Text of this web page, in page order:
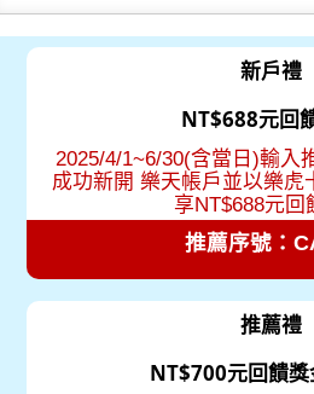
新戶禮
NT$688元回
2025/4/1~6/30(含當日)輸入
成功新開 樂天帳戶並以樂虎
享NT$688元回
推薦序號：
推薦禮
NT$700元回饋